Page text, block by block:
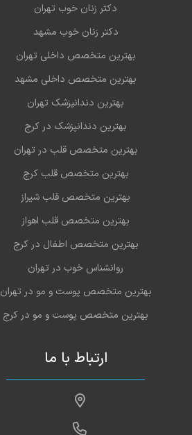
دکتر زنان خوب تهران
دکتر زنان خوب مشهد
بهترین متخصص داخلی تهران
بهترین متخصص داخلی مشهد
بهترین دندانپزشک تهران
بهترین دندانپزشک در کرج
بهترین متخصص قلب در تهران
بهترین متخصص قلب کرج
بهترین متخصص قلب شیراز
بهترین متخصص قلب اهواز
بهترین متخصص اطفال در کرج
روانشناس خوب در تهران
بهترین متخصص پوست و مو در تهران
بهترین متخصص پوست و مو در کرج
ارتباط با ما